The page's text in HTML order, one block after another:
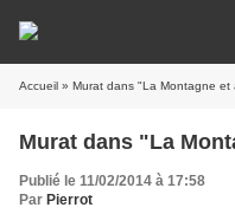
Accueil » Murat dans "La Montagne et
Murat dans "La
Publié le 11/02/2014 à 17:58
Par Pierrot